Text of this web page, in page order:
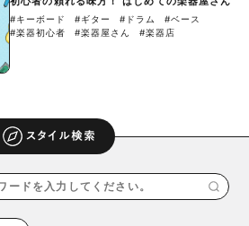
#キーボード #ギター #ドラム
#ベース
#楽器初心者
#楽器屋さん #楽器店
スタイル検索